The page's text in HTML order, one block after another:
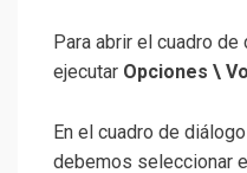
Para abrir el cuadro
ejecutar Opciones \
En el cuadro de
debemos seleccionar